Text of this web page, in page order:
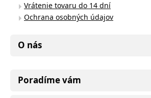
Vrátenie tovaru do 14 dní
Ochrana osobných údajov
O nás
Poradíme vám